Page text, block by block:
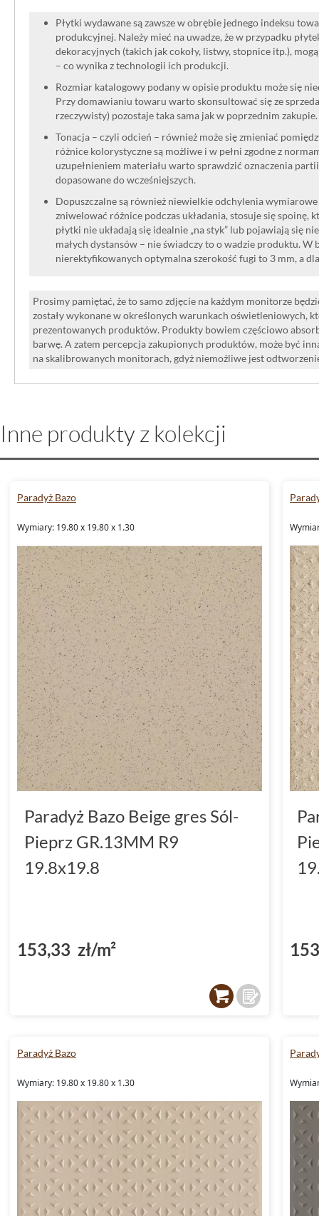
Płytki wydawane są zawsze w obrębie jednego indeksu
produkcyjnej. Należy mieć na uwadze, że w przypadku
dekoracyjnych (takich jak cokoły, listwy, stopnice itp.),
– co wynika z technologii ich produkcji.
Rozmiar katalogowy podany w opisie produktu może się
Przy domawianiu towaru warto skonsultować się ze
rzeczywisty) pozostaje taka sama jak w poprzednim zakupie.
Tonacja – czyli odcień – również może się zmieniać
różnice kolorystyczne są możliwe i w pełni zgodne z
uzupełnieniem materiału warto sprawdzić oznaczenia
dopasowane do wcześniejszych.
Dopuszczalne są również niewielkie odchylenia
zniwelować różnice podczas układania, stosuje się spoinę,
płytki nie układają się idealnie „na styk” lub pojawiają się
małych dystansów – nie świadczy to o wadzie produktu. W
nierektyfikowanych optymalna szerokość fugi to 3 mm, a
Prosimy pamiętać, że to samo zdjęcie na każdym monitorze
zostały wykonane w określonych warunkach oświetleniowych,
prezentowanych produktów. Produkty bowiem częściowo
barwę. A zatem percepcja zakupionych produktów, może być
na skalibrowanych monitorach, gdyż niemożliwe jest
Inne produkty z kolekcji
Paradyż Bazo
Wymiary: 19.80 x 19.80 x 1.30
Paradyż Bazo Beige gres Sól-
Pieprz GR.13MM R9
19.8x19.8
153,33 zł/m²
Paradyż Bazo
Wymiary: 19.80 x 19.80 x 1.30